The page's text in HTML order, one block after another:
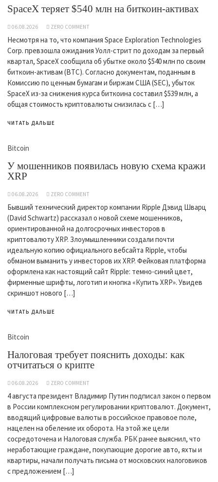
SpaceX теряет $540 млн на биткоин-активах
06.08.2026 ZERO COMMENT
Несмотря на то, что компания Space Exploration Technologies
Corp. превзошла ожидания Уолл-стрит по доходам за первый
квартал, SpaceX сообщила об убытке около $540 млн по своим
биткоин-активам (BTC). Согласно документам, поданным в
Комиссию по ценным бумагам и биржам США (SEC), убыток
SpaceX из-за снижения курса биткоина составил $539 млн, а
общая стоимость криптовалюты снизилась с […]
ЧИТАТЬ ДАЛЬШЕ
Bitcoin
У мошенников появилась новую схема кражи
XRP
06.08.2026 ZERO COMMENT
Бывший технический директор компании Ripple Дэвид Шварц
(David Schwartz) рассказал о новой схеме мошенников,
ориентированной на долгосрочных инвесторов в
криптовалюту XRP. Злоумышленники создали почти
идеальную копию официального вебсайта Ripple, чтобы
обманом выманить у инвесторов их XRP. Фейковая платформа
оформлена как настоящий сайт Ripple: темно-синий цвет,
фирменные шрифты, логотип и кнопка «Купить XRP». Увидев
скриншот нового […]
ЧИТАТЬ ДАЛЬШЕ
Bitcoin
Налоговая требует пояснить доходы: как
отчитаться о крипте
06.08.2026 ZERO COMMENT
4 августа президент Владимир Путин подписал закон о первом
в России комплексном регулировании криптовалют. Документ,
вводящий цифровые валюты в российское правовое поле,
нацелен на обеление их оборота. На этой же цели
сосредоточена и Налоговая служба. РБК ранее выяснил, что
неработающие граждане, покупающие дорогие авто, яхты и
квартиры, начали получать письма от московских налоговиков
с предложением […]